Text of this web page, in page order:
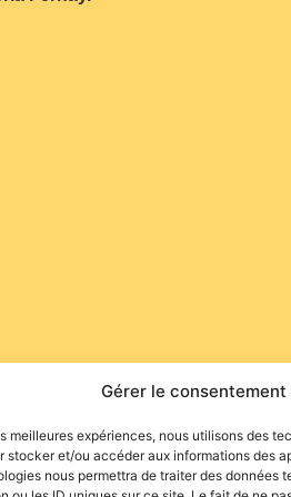
Gérer le consentement
meilleures expériences, nous utilisons des
stocker et/ou accéder aux informations des
nous permettra de traiter des données